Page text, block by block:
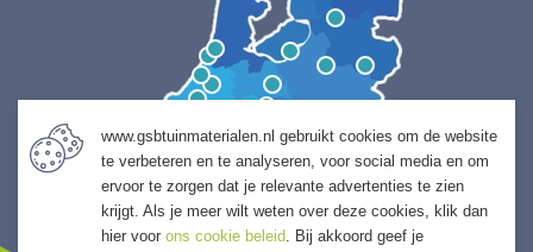
www.gsbtuinmaterialen.nl gebruikt cookies om de website
te verbeteren en te analyseren, voor social media en om
ervoor te zorgen dat je relevante advertenties te zien
krijgt. Als je meer wilt weten over deze cookies, klik dan
hier voor ons cookie beleid. Bij akkoord geef je